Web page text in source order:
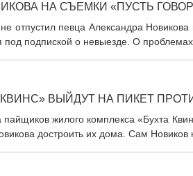
НА СЪЕМКИ «ПУСТЬ
отпустил певца Александра
подпиской о невыезде. О проблемах
ВЫЙДУТ НА ПИКЕТ
пайщиков жилого комплекса «Бухта
достроить их дома. Сам Новиков